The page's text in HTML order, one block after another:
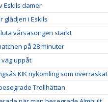
Eskils damer
glädjen i Eskils
vårsäsongen starkt
på 28 minuter
uppåt
KIK nykomling som överraskat
Trollhättan